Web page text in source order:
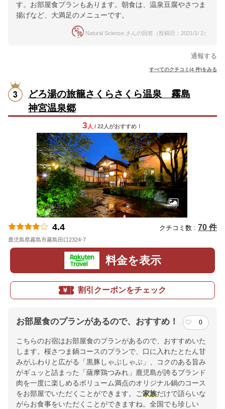
す。お部屋食プランもあります。朝食は、温泉豆腐やさつま
揚げなど、大満足のメニューです。
Natural Science さんの回答（投稿日：2021/1/ 2）
通報する
すべてのクチコミ(4 件)をみる
どろ湯の旅籠さくらさくら温泉 霧島
神宮温泉郷
3 人 / 22人がおすすめ！
4.4 クチコミ数 : 70 件
鹿児島県霧島市霧島田口2324-7
料金を表示
割引クーポンをチェック
お部屋食のプランがあるので、おすすめ！ 0
こちらのお宿はお部屋食のプランがあるので、おすすめいた
します。桜さつま鍋コースのプランで、口に入れたとたん甘
みがふわりと広がる「黒豚しゃぶしゃぶ」、コクのある旨み
がギュッと詰まった「薩摩鶏つみれ」鹿児島が誇るブランド
肉を一度に楽しめるボリューム満点のオリジナル鍋のコース
をお部屋でいただくことができます。ご家族だけで語らいな
がらお食事をいただくことができますね。全国でも珍しい